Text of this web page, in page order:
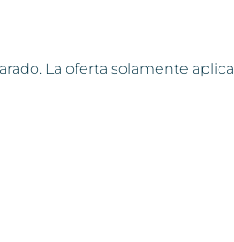
La oferta solamente aplica